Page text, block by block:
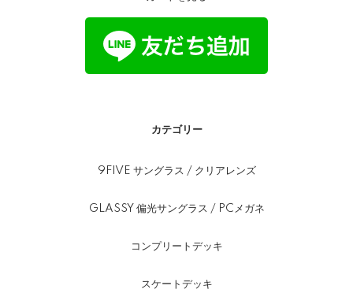
カテゴリー
9FIVE サングラス / クリアレンズ
GLASSY 偏光サングラス / PCメガネ
コンプリートデッキ
スケートデッキ